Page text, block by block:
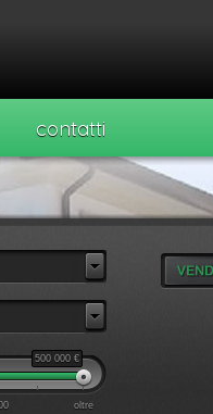
contatti
500 000 €
oltre